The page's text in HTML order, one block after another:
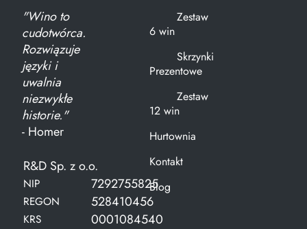
"Wino to
cudotwórca.
Rozwiązuje
języki i
uwalnia
niezwykłe
historie."
- Homer
R&D Sp. z o.o.
NIP 7292755825
REGON 528410456
KRS 0001084540
Zestaw
6 win
Skrzynki
Prezentowe
Zestaw
12 win
Hurtownia
Kontakt
Blog